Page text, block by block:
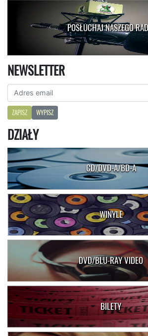
POSŁUCHAJ NASZEGO
NEWSLETTER
ZAPISZ WYPISZ
DZIAŁY
CD/DVD-A/BD-A
WINYLE
DVD/BLU-RAY VIDEO
BILETY